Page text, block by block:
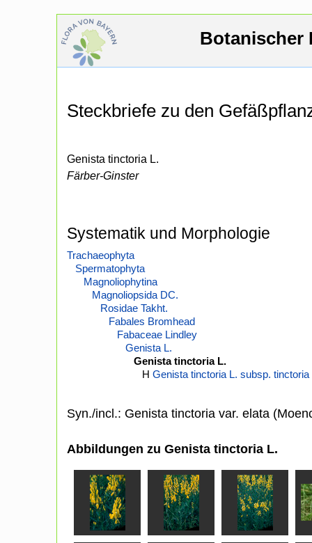
Botanischer
Steckbriefe zu den
Genista tinctoria L.
Färber-Ginster
Systematik und Morphologie
Trachaeophyta
Spermatophyta
Magnoliophytina
Magnoliopsida DC.
Rosidae Takht.
Fabales Bromhead
Fabaceae Lindley
Genista L.
Genista tinctoria L.
H Genista tinctoria L. subsp. tinctoria
Syn./incl.: Genista tinctoria var. elata
Abbildungen zu Genista tinctoria L.